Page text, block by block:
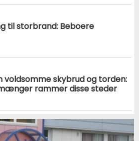
til storbrand: Beboere
voldsomme skybrud og torden:
rammer disse steder